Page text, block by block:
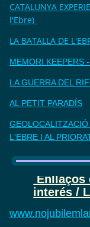
CATALUNYA
l'Ebre)
LA BATALLA DE
MEMORI KEEPERS
LA GUERRA DEL
AL PETIT PARADÍS
GEOLOCALITZACIÓ
L'EBRE I AL
Enllaços
interés /